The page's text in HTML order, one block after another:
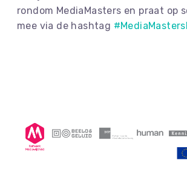
rondom MediaMasters en praat op
mee via de hashtag